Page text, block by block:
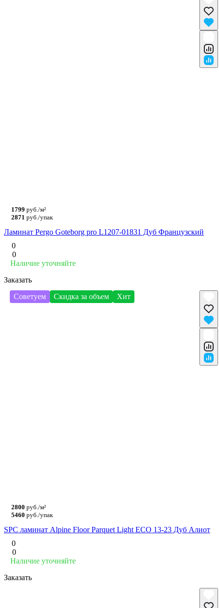
1799 руб./м²
2871 руб./упак
Ламинат Pergo Goteborg pro L1207-01831 Дуб Французский
0
0
Наличие уточняйте
Заказать
Советуем
Скидка за объем Хит
2800 руб./м²
5460 руб./упак
SPC ламинат Alpine Floor Parquet Light ЕСО 13-23 Дуб Алиот
0
0
Наличие уточняйте
Заказать